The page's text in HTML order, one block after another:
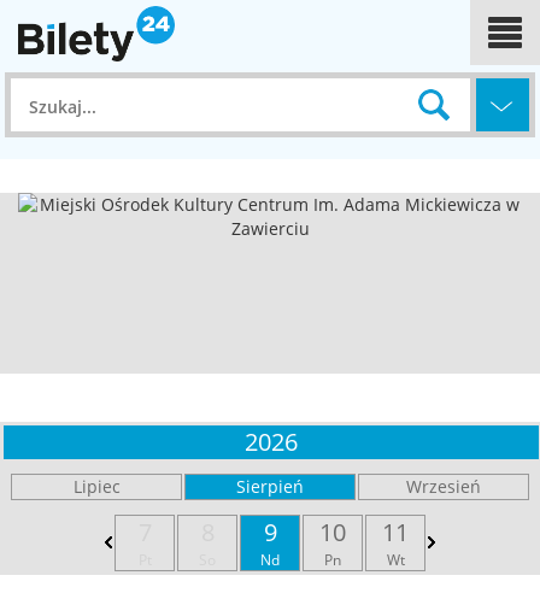
ADAMA MICKIEWICZA W ZAWIERCIU
42-400 - Zawiercie
2026
Lipiec Sierpień Wrzesień
9
Nd
10
Pn
11
Wt